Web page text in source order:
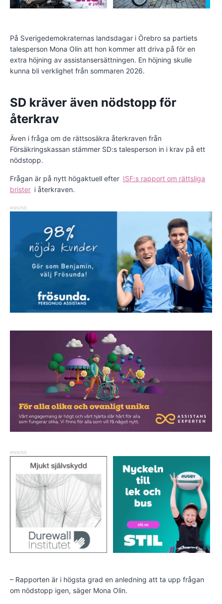
På Sverigedemokraternas landsdagar i Örebro sa partiets
talesperson Mona Olin att hon kommer att driva på för en
extra höjning av assistansersättningen. En höjning skulle
kunna bli verklighet från sommaren 2026.
SD kräver även nödstopp för
återkrav
Även i fråga om de rättsosäkra återkraven från
Försäkringskassan stämmer SD:s talesperson in i krav på ett
nödstopp.
Frågan är på nytt högaktuell efter ISF:s rapport om rättsliga
brister i återkraven.
ANNONS
ANNONS
– Rapporten är i högsta grad en anledning att ta upp frågan
om nödstopp igen, säger Mona Olin.